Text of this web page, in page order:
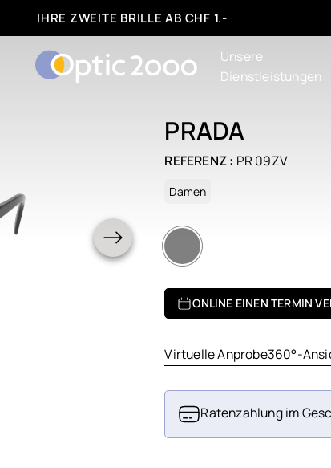
IHRE ZWEITE BRILLE AB CHF 1.-
Unsere
Dienstleistungen
PRADA
REFERENZ : PR 09ZV
Damen
ONLINE EINEN TERMIN
Virtuelle Anprobe360°-
Ratenzahlung im